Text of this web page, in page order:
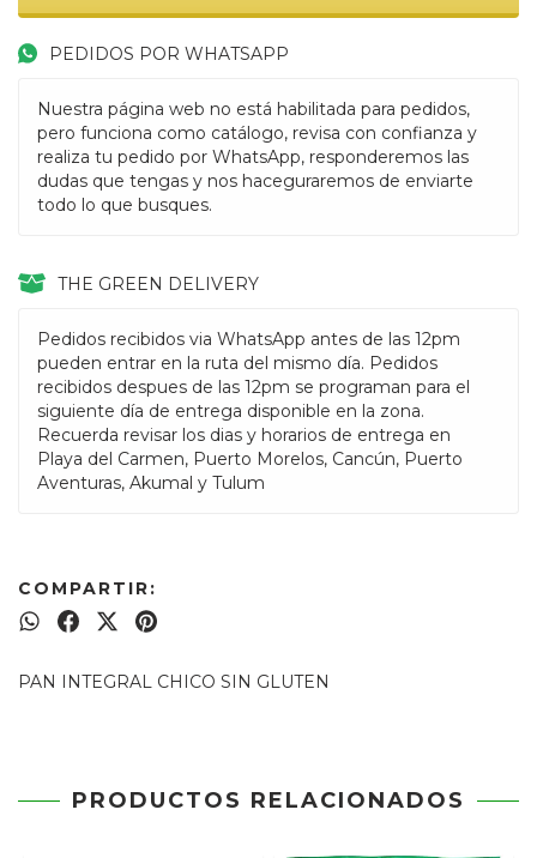
PEDIDOS POR WHATSAPP
Nuestra página web no está habilitada para pedidos,
pero funciona como catálogo, revisa con confianza y
realiza tu pedido por WhatsApp, responderemos las
dudas que tengas y nos haceguraremos de enviarte
todo lo que busques.
THE GREEN DELIVERY
Pedidos recibidos via WhatsApp antes de las 12pm
pueden entrar en la ruta del mismo día. Pedidos
recibidos despues de las 12pm se programan para el
siguiente día de entrega disponible en la zona.
Recuerda revisar los dias y horarios de entrega en
Playa del Carmen, Puerto Morelos, Cancún, Puerto
Aventuras, Akumal y Tulum
COMPARTIR:
PAN INTEGRAL CHICO SIN GLUTEN
PRODUCTOS RELACIONADOS